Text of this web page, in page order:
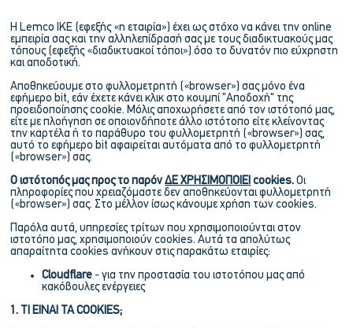
Η Lemco IKE (εφεξής «η εταιρία») έχει ως στόχο να κάνει την online
εμπειρία σας και την αλληλεπίδρασή σας με τους διαδικτυακούς μας
τόπους (εφεξής «διαδικτυακοί τόποι») όσο το δυνατόν πιο εύχρηστη
και αποδοτική.
Αποθηκεύουμε στο φυλλομετρητή («browser») σας μόνο ένα
εφήμερο bit, εάν έχετε κάνει κλικ στο κουμπί "Αποδοχή" της
προειδοποίησης cookie. Μόλις αποχωρήσετε από τον ιστότοπό μας,
είτε με πλοήγηση σε οποιονδήποτε άλλο ιστότοπο είτε κλείνοντας
την καρτέλα ή το παράθυρο του φυλλομετρητή («browser») σας,
αυτό το εφήμερο bit αφαιρείται αυτόματα από το φυλλομετρητή
(«browser») σας.
Ο ιστότοπός μας προς το παρόνΔΕ ΧΡΗΣΙΜΟΠΟΙΕΙ cookies. Οι
πληροφορίες που χρειαζόμαστε δεν αποθηκεύονται φυλλομετρητή
(«browser») σας. Στο μέλλον ίσως κάνουμε χρήση των cookies.
Παρόλα αυτά, υπηρεσίες τρίτων που χρησιμοποιούνται στον
ιστοτόπο μας, χρησιμοποιούν cookies. Αυτά τα απολύτως
απαραίτητα cookies ανήκουν στις παρακάτω εταιρίες:
Cloudflare - για την προστασία του ιστοτόπου μας από
κακόβουλες ενέργειες
1. ΤΙ ΕΙΝΑΙ ΤΑ COOKIES;